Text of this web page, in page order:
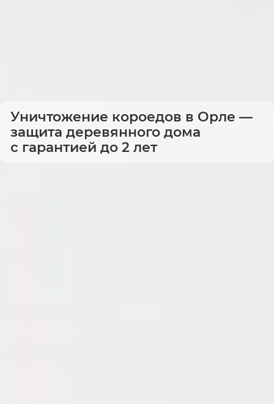
Уничтожение короедов в Орле —
защита деревянного дома
с гарантией до 2 лет